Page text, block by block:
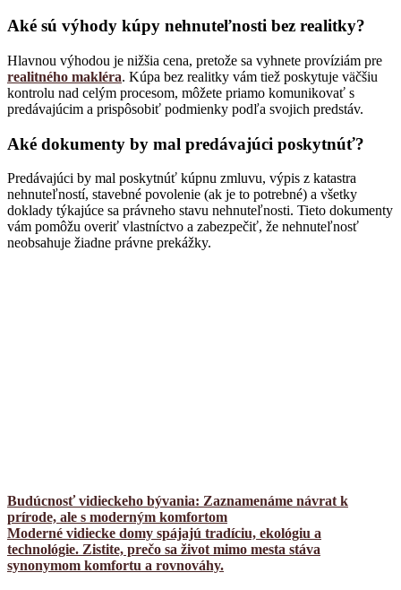
Aké sú výhody kúpy nehnuteľnosti bez realitky?
Hlavnou výhodou je nižšia cena, pretože sa vyhnete províziám pre
realitného makléra. Kúpa bez realitky vám tiež poskytuje väčšiu
kontrolu nad celým procesom, môžete priamo komunikovať s
predávajúcim a prispôsobiť podmienky podľa svojich predstáv.
Aké dokumenty by mal predávajúci poskytnúť?
Predávajúci by mal poskytnúť kúpnu zmluvu, výpis z katastra
nehnuteľností, stavebné povolenie (ak je to potrebné) a všetky
doklady týkajúce sa právneho stavu nehnuteľnosti. Tieto dokumenty
vám pomôžu overiť vlastníctvo a zabezpečiť, že nehnuteľnosť
neobsahuje žiadne právne prekážky.
Budúcnosť vidieckeho bývania: Zaznamenáme návrat k
prírode, ale s moderným komfortom
Moderné vidiecke domy spájajú tradíciu, ekológiu a
technológie. Zistite, prečo sa život mimo mesta stáva
synonymom komfortu a rovnováhy.